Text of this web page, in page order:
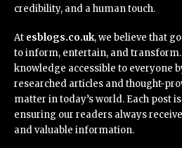
credibility, and a human touch.
At esblogs.co.uk, we believe that
to inform, entertain, and transform.
knowledge accessible to everyone
researched articles and thought-
matter in today’s world. Each post
ensuring our readers always
and valuable information.